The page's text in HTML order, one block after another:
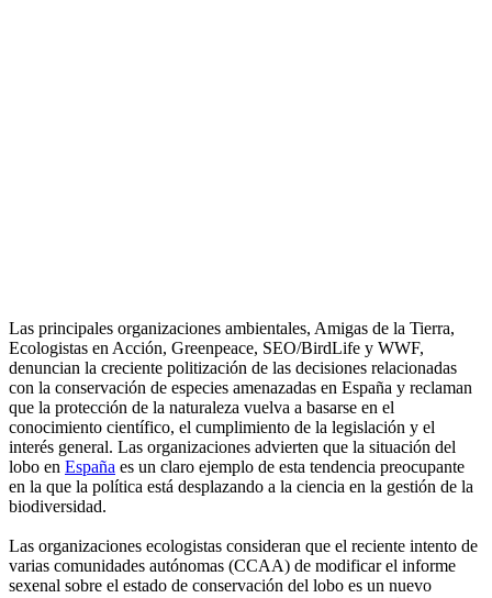
Las principales organizaciones ambientales, Amigas de la Tierra,
Ecologistas en Acción, Greenpeace, SEO/BirdLife y WWF,
denuncian la creciente politización de las decisiones relacionadas
con la conservación de especies amenazadas en España y reclaman
que la protección de la naturaleza vuelva a basarse en el
conocimiento científico, el cumplimiento de la legislación y el
interés general. Las organizaciones advierten que la situación del
lobo en España es un claro ejemplo de esta tendencia preocupante
en la que la política está desplazando a la ciencia en la gestión de la
biodiversidad.
Las organizaciones ecologistas consideran que el reciente intento de
varias comunidades autónomas (CCAA) de modificar el informe
sexenal sobre el estado de conservación del lobo es un nuevo